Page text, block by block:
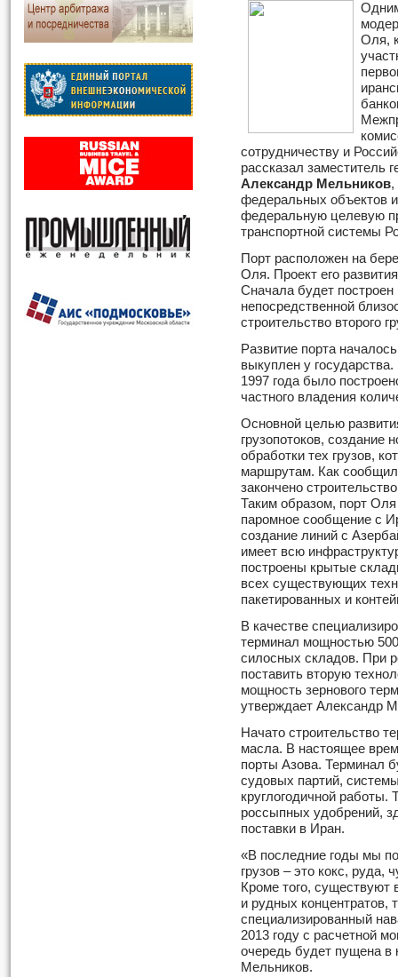
Оля,
сотрудничеству и
рассказал заместитель
Александр Мельников,
федеральных объектов
федеральную целевую
транспортной системы
Порт расположен на
Оля. Проект его
Сначала будет построен
непосредственной
строительство второго
Развитие порта
выкуплен у
1997 года было
частного владения
Основной целью
грузопотоков, создание
обработки тех грузов,
маршрутам. Как
закончено
Таким образом, порт
паромное сообщение с
создание линий с
имеет всю
построены крытые
всех существующих
пакетированных и
В качестве
терминал мощностью
силосных складов. При
поставить вторую
мощность зернового
утверждает Александр
Начато строительство
масла. В настоящее
порты Азова. Терминал
судовых партий,
круглогодичной работы.
россыпных удобрений,
поставки в Иран.
«В последние годы мы
грузов – это кокс, руда,
Кроме того, существуют
и рудных концентратов,
специализированный
2013 году с расчетной
очередь будет пущена в
Мельников.